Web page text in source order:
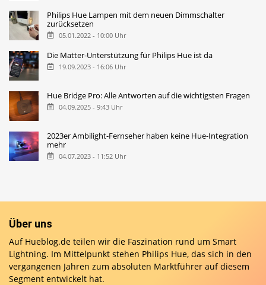
Philips Hue Lampen mit dem neuen Dimmschalter
zurücksetzen
05.01.2022 - 10:00 Uhr
Die Matter-Unterstützung für Philips Hue ist da
19.09.2023 - 16:06 Uhr
Hue Bridge Pro: Alle Antworten auf die wichtigsten Fragen
04.09.2025 - 9:43 Uhr
2023er Ambilight-Fernseher haben keine Hue-Integration
mehr
04.07.2023 - 11:52 Uhr
Über uns
Auf Hueblog.de teilen wir die Faszination rund um Smart
Lightning. Im Mittelpunkt stehen Philips Hue, das sich in den
vergangenen Jahren zum absoluten Marktführer auf diesem
Segment entwickelt hat.